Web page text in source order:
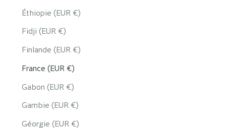
Éthiopie (EUR €)
Fidji (EUR €)
Finlande (EUR €)
France (EUR €)
Gabon (EUR €)
Gambie (EUR €)
Géorgie (EUR €)